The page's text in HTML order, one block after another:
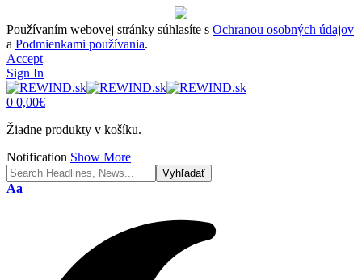
Používaním webovej stránky súhlasíte s Ochranou osobných údajov
a Podmienkami používania.
Accept
Sign In
0 0,00€
Žiadne produkty v košíku.
Notification Show More
Font
Aa